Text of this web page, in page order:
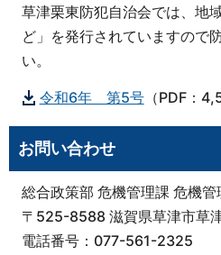
草津栗東防犯自治会では、地
ど」を発行されていますので
い。
令和6年 第5号（PDF：
お問い合わせ
総合政策部 危機管理課 危機管
〒525-8588 滋賀県草津市草
電話番号：077-561-2325